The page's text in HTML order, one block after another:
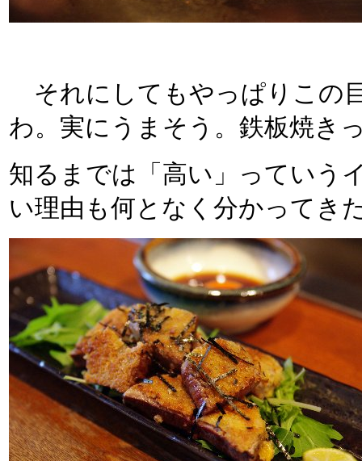
それにしてもやっぱりこの
わ。実にうまそう。鉄板焼き
知るまでは「高い」っていう
い理由も何となく分かってき